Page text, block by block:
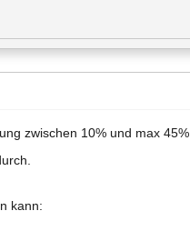
zwischen 10% und max 45% .
kann: